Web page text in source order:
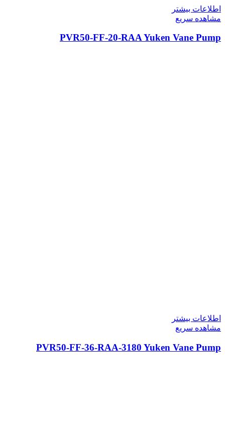
اطلاعات بیشتر
مشاهده سریع
PVR50-FF-20-RAA Yuken Vane Pump
اطلاعات بیشتر
مشاهده سریع
PVR50-FF-36-RAA-3180 Yuken Vane Pump